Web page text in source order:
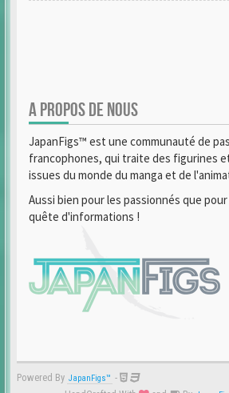
A PROPOS DE NOUS
JapanFigs™ est une communauté de
francophones, qui traite des figurines
issues du monde du manga et de
Aussi bien pour les passionnés que
quête d'informations !
Powered By JapanFigs™ -